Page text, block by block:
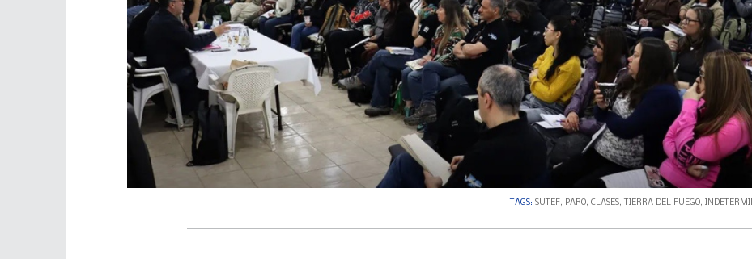
TAGS: SUTEF, PARO, CLASES, TIERRA DEL FUEGO,